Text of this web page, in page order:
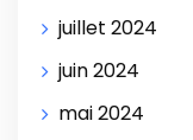
juillet 2024
juin 2024
mai 2024